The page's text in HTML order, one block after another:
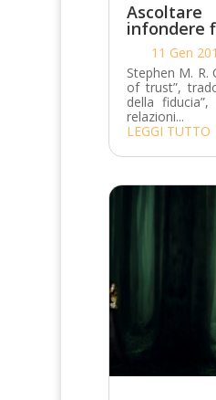
infondere
11 Gen
Stephen M. R.
of trust”,
della
relazioni...
LEGGI TUTTO